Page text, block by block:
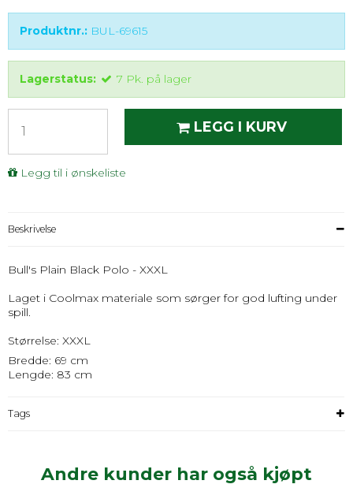
Produktnr.: BUL-69615
Lagerstatus: 7 Pk. på lager
LEGG I KURV
Legg til i ønskeliste
Beskrivelse
Bull's Plain Black Polo - XXXL
Laget i Coolmax materiale som sørger for god lufting under
spill.
Størrelse: XXXL
Bredde: 69 cm
Lengde: 83 cm
Tags
Andre kunder har også kjøpt